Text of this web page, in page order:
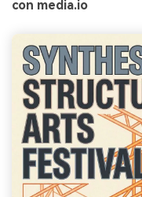
con media.io